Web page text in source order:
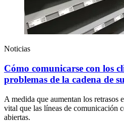
Noticias
Cómo comunicarse con los
problemas de la cadena de
A medida que aumentan los retrasos
vital que las líneas de comunicación
abiertas.